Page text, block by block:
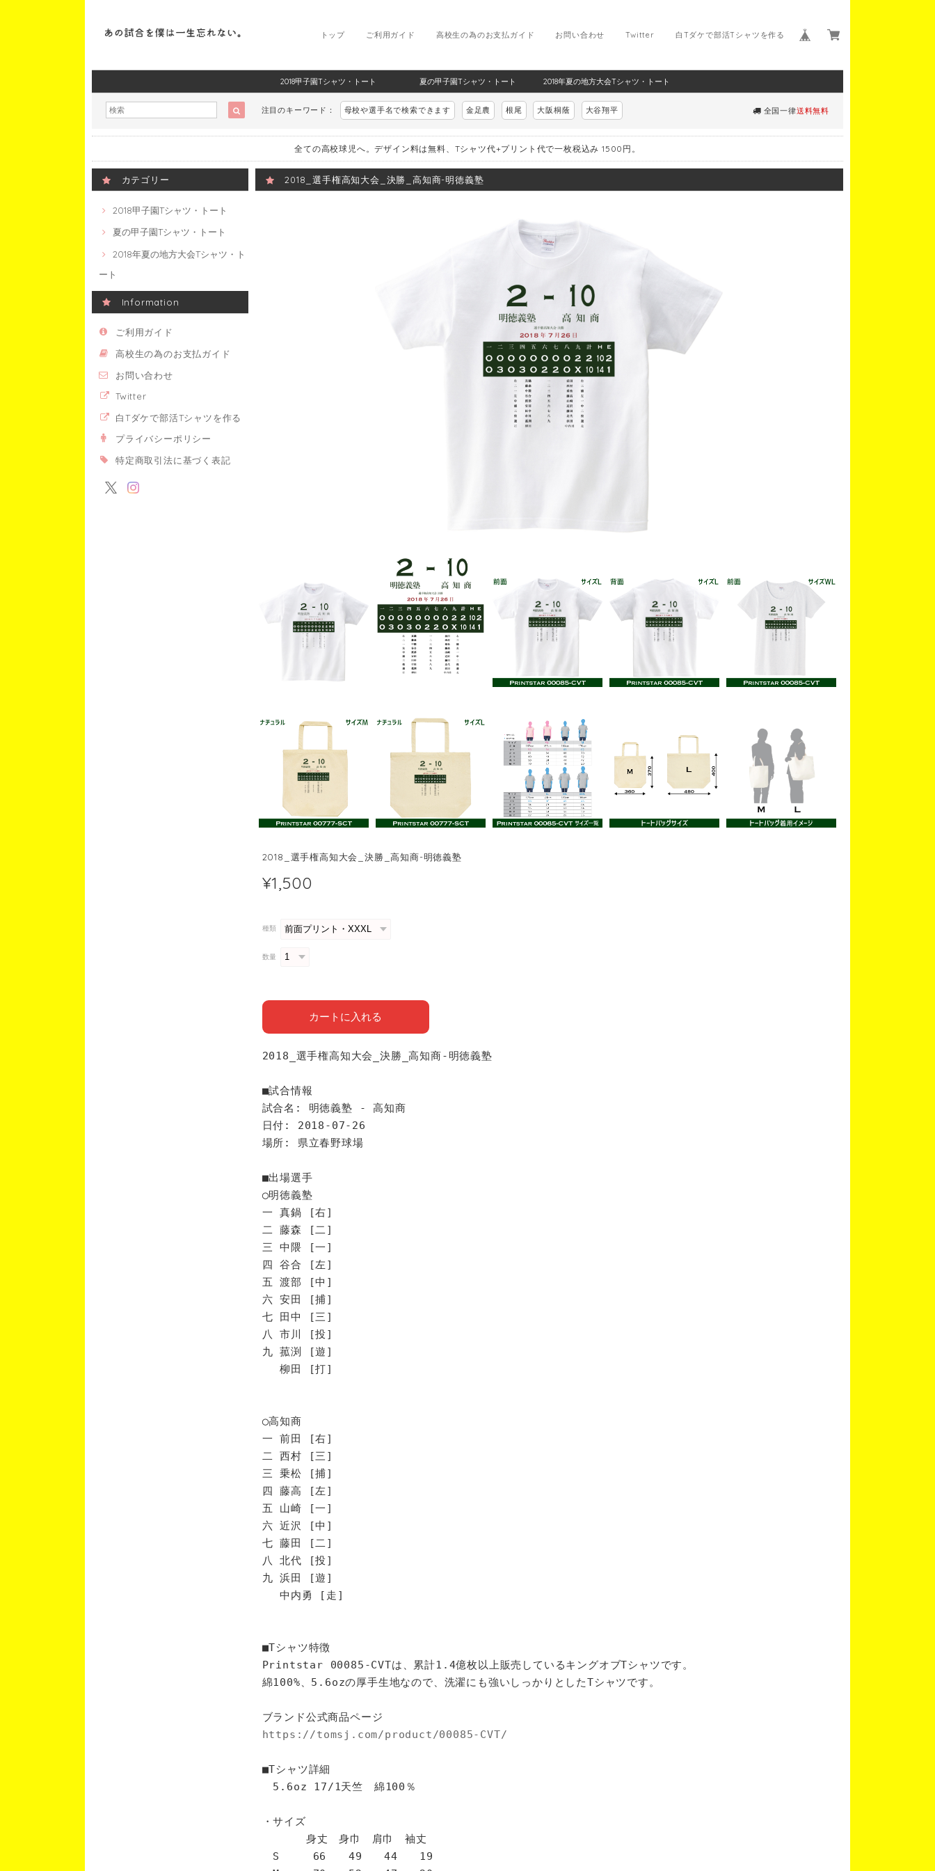
白Tダケで部活Tシャツを作る
Twitter
お問い合わせ
高校生の為のお支払ガイド
ご利用ガイド
トップ
2018甲子園Tシャツ・トート 夏の甲子園Tシャツ・トート 2018年夏の地方大会Tシャツ・トート
注目のキーワード： 母校や選手名で検索できます 金足農 根尾 大阪桐蔭 大谷翔平 全国一律送料無料
全ての高校球児へ。デザイン料は無料、Tシャツ代+プリント代で一枚税込み 1500円。
カテゴリー
2018甲子園Tシャツ・トート
夏の甲子園Tシャツ・トート
2018年夏の地方大会Tシャツ・ト
ート
Information
ご利用ガイド
高校生の為のお支払ガイド
お問い合わせ
Twitter
白Tダケで部活Tシャツを作る
プライバシーポリシー
特定商取引法に基づく表記
2018_選手権高知大会_決勝_高知商-明徳義塾
2018_選手権高知大会_決勝_高知商-明徳義塾
¥1,500
種類
数量
カートに入れる
2018_選手権高知大会_決勝_高知商-明徳義塾
■試合情報
試合名: 明徳義塾 - 高知商
日付: 2018-07-26
場所: 県立春野球場
■出場選手
◯明徳義塾
一 真鍋 [右]
二 藤森 [二]
三 中隈 [一]
四 谷合 [左]
五 渡部 [中]
六 安田 [捕]
七 田中 [三]
八 市川 [投]
九 菰渕 [遊]
柳田 [打]
◯高知商
一 前田 [右]
二 西村 [三]
三 乗松 [捕]
四 藤高 [左]
五 山崎 [一]
六 近沢 [中]
七 藤田 [二]
八 北代 [投]
九 浜田 [遊]
中内勇 [走]
■Tシャツ特徴
Printstar 00085-CVTは、累計1.4億枚以上販売しているキングオブTシャツです。
綿100%、5.6ozの厚手生地なので、洗濯にも強いしっかりとしたTシャツです。
ブランド公式商品ページ
https://tomsj.com/product/00085-CVT/
■Tシャツ詳細
5.6oz 17/1天竺 綿100％
・サイズ
身丈 身巾 肩巾 袖丈
S 66 49 44 19